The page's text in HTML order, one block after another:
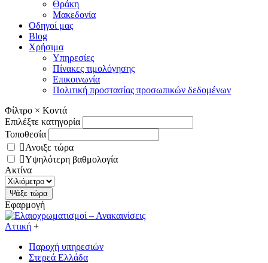
Θράκη
Μακεδονία
Οδηγοί μας
Blog
Χρήσιμα
Υπηρεσίες
Πίνακες τιμολόγησης
Επικοινωνία
Πολιτική προστασίας προσωπικών δεδομένων
Φίλτρο × Κοντά
Επιλέξτε κατηγορία
Τοποθεσία
Ανοιξε τώρα
Υψηλότερη βαθμολογία
Ακτίνα
Εφαρμογή
Αττική +
Παροχή υπηρεσιών
Στερεά Ελλάδα